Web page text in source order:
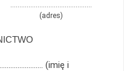
………………………………………
(adres)
(imię i